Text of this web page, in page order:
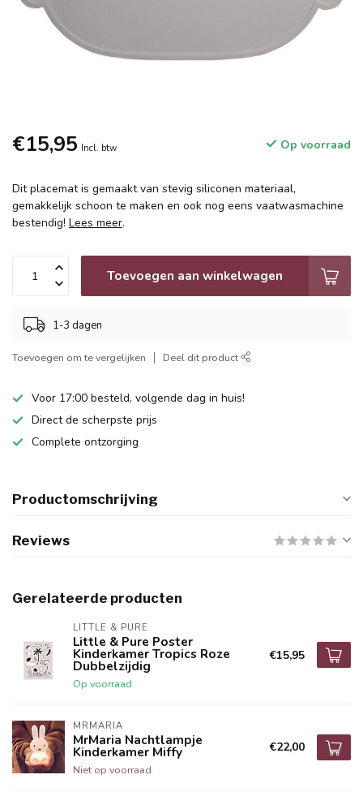
€15,95 Incl. btw Op voorraad
Dit placemat is gemaakt van stevig siliconen materiaal,
gemakkelijk schoon te maken en ook nog eens vaatwasmachine
bestendig! Lees meer.
Toevoegen aan winkelwagen
1-3 dagen
Toevoegen om te vergelijken Deel dit product
Voor 17:00 besteld, volgende dag in huis!
Direct de scherpste prijs
Complete ontzorging
Productomschrijving
Reviews
Gerelateerde producten
LITTLE & PURE
Little & Pure Poster
Kinderkamer Tropics Roze
Dubbelzijdig
Op voorraad
€15,95
MRMARIA
MrMaria Nachtlampje
Kinderkamer Miffy
Niet op voorraad
€22,00